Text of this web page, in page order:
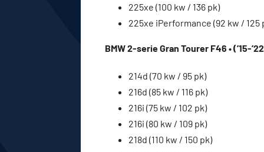
225xe (100 kw / 136 pk)
225xe iPerformance (92 kw / 125
BMW 2-serie Gran Tourer F46 • (’15-
214d (70 kw / 95 pk)
216d (85 kw / 116 pk)
216i (75 kw / 102 pk)
216i (80 kw / 109 pk)
218d (110 kw / 150 pk)